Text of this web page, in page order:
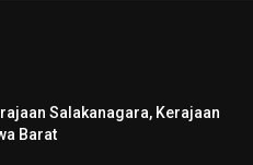
Salakanagara, Kerajaan
Barat